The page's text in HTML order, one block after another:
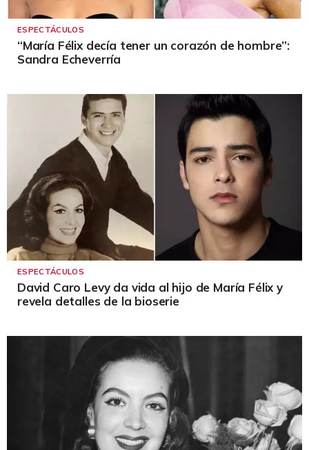
ESPECTÁCULOS
“María Félix decía tener un corazón de hombre”:
Sandra Echeverría
ESPECTÁCULOS
David Caro Levy da vida al hijo de María Félix y
revela detalles de la bioserie